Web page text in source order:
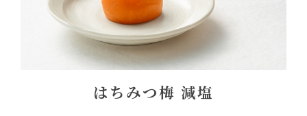
「梅ぼし田舎漬 減塩仕込み」
がさらに体に優しくなって登
はちみつ梅 減塩